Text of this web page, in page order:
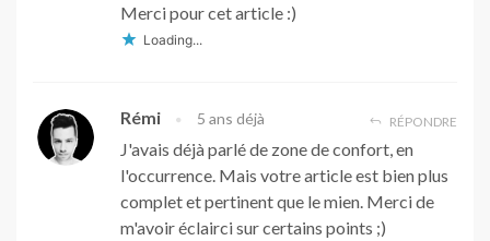
Merci pour cet article :)
Loading...
Rémi 5 ans déjà RÉPONDRE
J'avais déjà parlé de zone de confort, en
l'occurrence. Mais votre article est bien plus
complet et pertinent que le mien. Merci de
m'avoir éclairci sur certains points ;)